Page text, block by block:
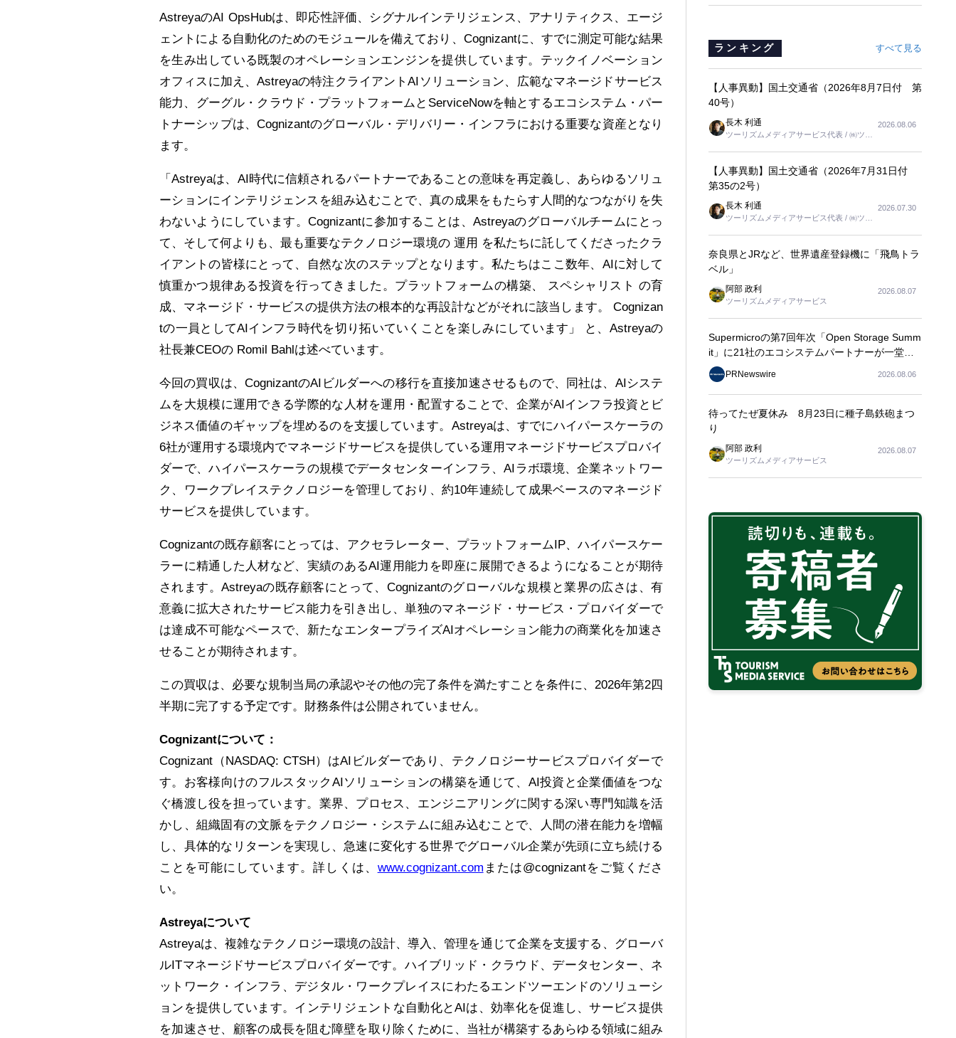
AstreyaのAI OpsHubは、即応性評価、シグナルインテリジェンス、アナリティクス、エージ
ェントによる自動化のためのモジュールを備えており、Cognizantに、すでに測定可能な結果
を生み出している既製のオペレーションエンジンを提供しています。テックイノベーション
オフィスに加え、Astreyaの特注クライアントAIソリューション、広範なマネージドサービス
能力、グーグル・クラウド・プラットフォームとServiceNowを軸とするエコシステム・パー
トナーシップは、Cognizantのグローバル・デリバリー・インフラにおける重要な資産となり
ます。
「Astreyaは、AI時代に信頼されるパートナーであることの意味を再定義し、あらゆるソリュ
ーションにインテリジェンスを組み込むことで、真の成果をもたらす人間的なつながりを失
わないようにしています。Cognizantに参加することは、Astreyaのグローバルチームにとっ
て、そして何よりも、最も重要なテクノロジー環境の 運用 を私たちに託してくださったクラ
イアントの皆様にとって、自然な次のステップとなります。私たちはここ数年、AIに対して
慎重かつ規律ある投資を行ってきました。プラットフォームの構築、 スペシャリスト の育
成、マネージド・サービスの提供方法の根本的な再設計などがそれに該当します。 Cognizan
tの一員としてAIインフラ時代を切り拓いていくことを楽しみにしています」 と、Astreyaの
社長兼CEOの Romil Bahlは述べています。
今回の買収は、CognizantのAIビルダーへの移行を直接加速させるもので、同社は、AIシステ
ムを大規模に運用できる学際的な人材を運用・配置することで、企業がAIインフラ投資とビ
ジネス価値のギャップを埋めるのを支援しています。Astreyaは、すでにハイパースケーラの
6社が運用する環境内でマネージドサービスを提供している運用マネージドサービスプロバイ
ダーで、ハイパースケーラの規模でデータセンターインフラ、AIラボ環境、企業ネットワー
ク、ワークプレイステクノロジーを管理しており、約10年連続して成果ベースのマネージド
サービスを提供しています。
Cognizantの既存顧客にとっては、アクセラレーター、プラットフォームIP、ハイパースケー
ラーに精通した人材など、実績のあるAI運用能力を即座に展開できるようになることが期待
されます。Astreyaの既存顧客にとって、Cognizantのグローバルな規模と業界の広さは、有
意義に拡大されたサービス能力を引き出し、単独のマネージド・サービス・プロバイダーで
は達成不可能なペースで、新たなエンタープライズAIオペレーション能力の商業化を加速さ
せることが期待されます。
この買収は、必要な規制当局の承認やその他の完了条件を満たすことを条件に、2026年第2四
半期に完了する予定です。財務条件は公開されていません。
Cognizantについて：
Cognizant（NASDAQ: CTSH）はAIビルダーであり、テクノロジーサービスプロバイダーで
す。お客様向けのフルスタックAIソリューションの構築を通じて、AI投資と企業価値をつな
ぐ橋渡し役を担っています。業界、プロセス、エンジニアリングに関する深い専門知識を活
かし、組織固有の文脈をテクノロジー・システムに組み込むことで、人間の潜在能力を増幅
し、具体的なリターンを実現し、急速に変化する世界でグローバル企業が先頭に立ち続ける
ことを可能にしています。詳しくは、 www.cognizant.com または@cognizantをご覧くださ
い。
Astreyaについて
Astreyaは、複雑なテクノロジー環境の設計、導入、管理を通じて企業を支援する、グローバ
ルITマネージドサービスプロバイダーです。ハイブリッド・クラウド、データセンター、ネ
ットワーク・インフラ、デジタル・ワークプレイスにわたるエンドツーエンドのソリューシ
ョンを提供しています。インテリジェントな自動化とAIは、効率化を促進し、サービス提供
を加速させ、顧客の成長を阻む障壁を取り除くために、当社が構築するあらゆる領域に組み
はなく、世話をする家族の足の便も考えない外池な
ランキング すべて見る
【人事異動】国土交通省（2026年8月7日付 第
40号）
長木 利通
ツーリズムメディアサービス代表 / ㈱ツー
2026.08.06
【人事異動】国土交通省（2026年7月31日付
第35の2号）
長木 利通
ツーリズムメディアサービス代表 / ㈱ツー
2026.07.30
奈良県とJRなど、世界遺産登録機に「飛鳥トラ
ベル」
阿部 政利
ツーリズムメディアサービス
2026.08.07
Supermicroの第7回年次「Open Storage Summ
it」に21社のエコシステムパートナーが一堂に
会し、エンタープライズAIの大規模導入に関す
る実践的なガイダンスを共有
PRNewswire 2026.08.06
待ってたぜ夏休み 8月23日に種子島鉄砲まつ
り
阿部 政利
ツーリズムメディアサービス
2026.08.07